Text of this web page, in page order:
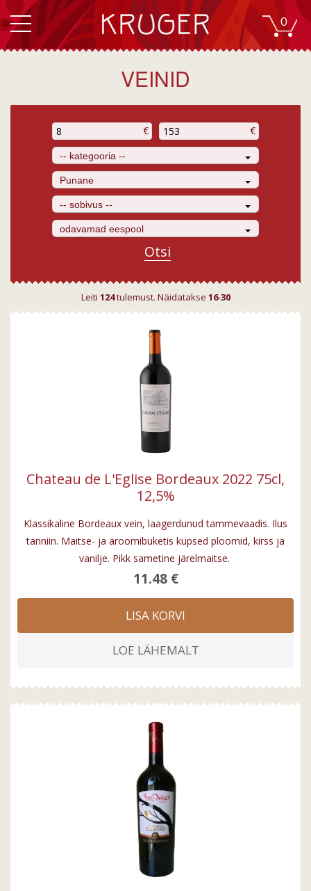
0
VEINID
€ €
-- kategooria --
Punane
-- sobivus --
odavamad eespool
Otsi
Leiti 124tulemust. Näidatakse 16-30
Chateau de L'Eglise Bordeaux 2022 75cl,
12,5%
Klassikaline Bordeaux vein, laagerdunud tammevaadis. Ilus
tanniin. Maitse- ja aroomibuketis küpsed ploomid, kirss ja
vanilje. Pikk sametine järelmaitse.
11.48 €
LISA KORVI
LOE LÄHEMALT